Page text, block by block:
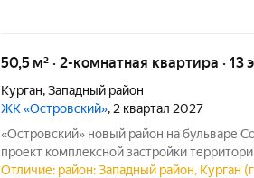
50,5 м² · 2-комнатная квартира · 13
Курган,Западный район
ЖК «Островский», 2 квартал 2027
«Островский» новый район на бульваре Солнечном Масштабный
проект комплексной застройки
развивающемся районе Кургана, вблизи
Отличие: район: Западный район, Курган